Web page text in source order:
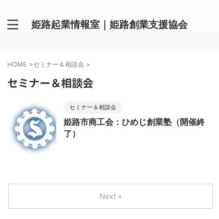
姫路起業情報室｜姫路創業支援協会
HOME >セミナー＆相談会 >
セミナー＆相談会
セミナー＆相談会
姫路市商工会：ひめじ創業塾（開催終
了）
Next »